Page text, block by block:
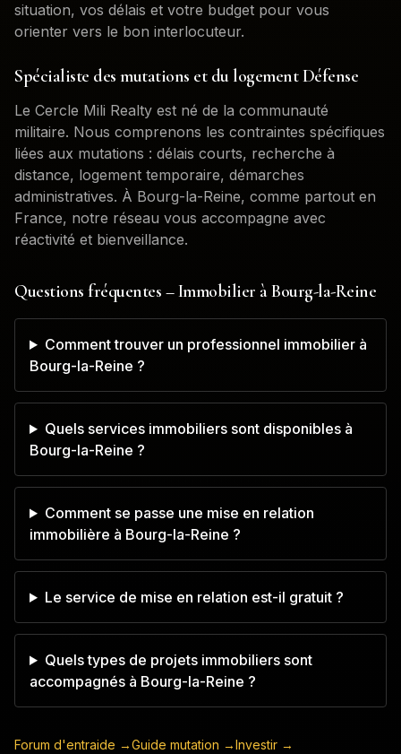
situation, vos délais et votre budget pour vous
orienter vers le bon interlocuteur.
Spécialiste des mutations et du logement Défense
Le Cercle Mili Realty est né de la communauté
militaire. Nous comprenons les contraintes spécifiques
liées aux mutations : délais courts, recherche à
distance, logement temporaire, démarches
administratives. À Bourg-la-Reine, comme partout en
France, notre réseau vous accompagne avec
réactivité et bienveillance.
Questions fréquentes – Immobilier àBourg-la-Reine
Comment trouver un professionnel immobilier à
Bourg-la-Reine ?
Quels services immobiliers sont disponibles à
Bourg-la-Reine ?
Comment se passe une mise en relation
immobilière à Bourg-la-Reine ?
Le service de mise en relation est-il gratuit ?
Quels types de projets immobiliers sont
accompagnés à Bourg-la-Reine ?
Forum d'entraide →Guide mutation →Investir →